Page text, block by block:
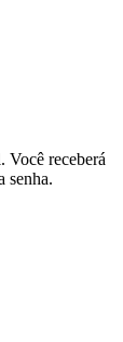
Você receberá
senha.